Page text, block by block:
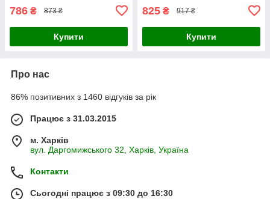
786 ₴ 873 ₴
Купити
825 ₴ 917 ₴
Купити
Про нас
86% позитивних з 1460 відгуків за рік
Працює з 31.03.2015
м. Харків
вул. Даргомижського 32, Харків, Україна
Контакти
Сьогодні працює з 09:30 до 16:30